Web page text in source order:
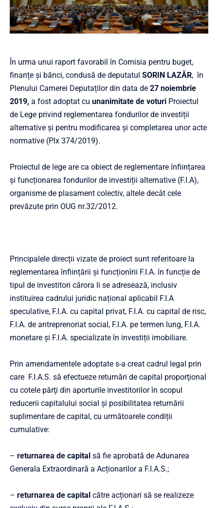
În urma unui raport favorabil în Comisia pentru buget,
finanțe și bănci, condusă de deputatul SORIN LAZĂR, în
Plenului Camerei Deputaților din data de 27 noiembrie
2019, a fost adoptat cu unanimitate de voturi Proiectul
de Lege privind reglementarea fondurilor de investiții
alternative și pentru modificarea și completarea unor acte
normative (Plx 374/2019).
Proiectul de lege are ca obiect de reglementare înființarea
și funcționarea fondurilor de investiții alternative (F.I.A),
organisme de plasament colectiv, altele decât cele
prevăzute prin OUG nr.32/2012.
Principalele direcții vizate de proiect sunt referitoare la
reglementarea înființării și funcționîrii F.I.A. în funcție de
tipul de investitori cărora li se adresează, inclusiv
instituirea cadrului juridic național aplicabil F.I.A
speculative, F.I.A. cu capital privat, F.I.A. cu capital de risc,
F.I.A. de antreprenoriat social, F.I.A. pe termen lung, F.I.A.
monetare și F.I.A. specializate în investiții imobiliare.
Prin amendamentele adoptate s-a creat cadrul legal prin
care F.I.A.S. să efectueze returnări de capital proporţional
cu cotele părţi din aporturile investitorilor în scopul
reducerii capitalului social şi posibilitatea returnării
suplimentare de capital, cu următoarele condiții
cumulative:
– returnarea de capital să fie aprobată de Adunarea
Generala Extraordinară a Acționarilor a F.I.A.S.;
– returnarea de capital către acționari să se realizeze